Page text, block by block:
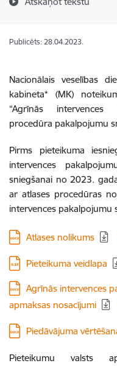
Publicēts: 28.04.2023.
Nacionālais veselības
kabineta* (MK)
“Agrīnās intervences
procedūra pakalpojumu
Pirms pieteikuma
intervences
sniegšanai no 2023.
ar atlases procedūras
intervences pakalpojumu
Lejupielādēt:
Atlases nolikums
Lejupielādēt:
Pieteikuma veidlapa
Lejupielādēt:
Agrīnās intervences
apmaksas nosacījumi
Lejupielādēt:
Piedāvājuma
Pieteikumu valsts